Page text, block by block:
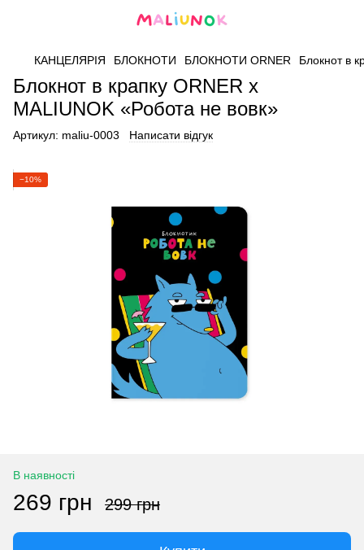
КАНЦЕЛЯРІЯ БЛОКНОТИ БЛОКНОТИ ORNER Блокнот в
Блокнот в крапку ORNER х
MALIUNOK «Робота не вовк»
Артикул: maliu-0003 Написати відгук
−10%
В наявності
269 грн 299 грн